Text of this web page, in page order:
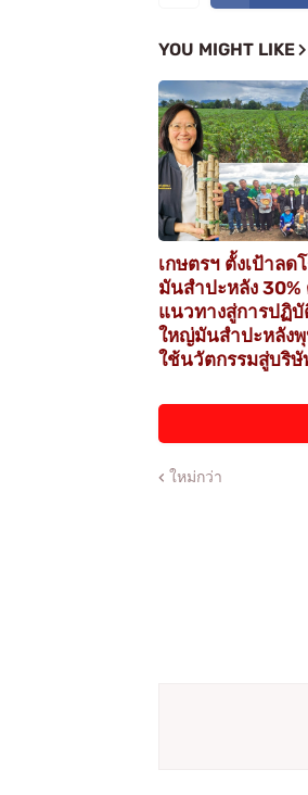
YOU MIGHT LIKE
เกษตรฯ ตั้งเป้าลด
มันสำปะหลัง 30%
แนวทางสู่การปฏิบั
ใหญ่มันสำปะหลัง
ใช้นวัตกรรมสู่บริษั
ใหม่กว่า